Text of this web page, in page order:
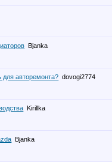
Bjanka
для авторемонта? dovogi2774
Kirillka
Bjanka